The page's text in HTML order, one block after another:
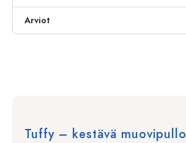
Arviot
Tuffy – kestävä muovipullo